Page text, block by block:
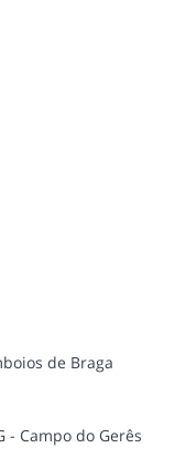
de Braga
- Campo do Gerês